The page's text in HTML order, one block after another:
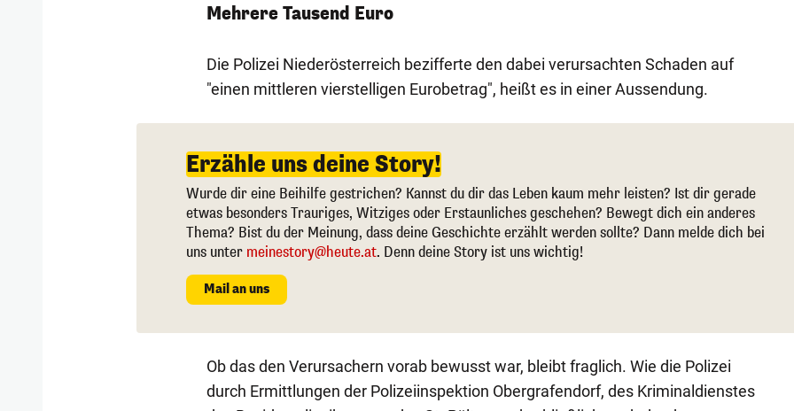
Mehrere Tausend Euro
Die Polizei Niederösterreich bezifferte den dabei verursachten Schaden auf
"einen mittleren vierstelligen Eurobetrag", heißt es in einer Aussendung.
Erzähle uns deine Story!
Wurde dir eine Beihilfe gestrichen? Kannst du dir das Leben kaum mehr leisten? Ist dir gerade
etwas besonders Trauriges, Witziges oder Erstaunliches geschehen? Bewegt dich ein anderes
Thema? Bist du der Meinung, dass deine Geschichte erzählt werden sollte? Dann melde dich bei
uns unter meinestory@heute.at. Denn deine Story ist uns wichtig!
Mail an uns
Ob das den Verursachern vorab bewusst war, bleibt fraglich. Wie die Polizei
durch Ermittlungen der Polizeiinspektion Obergrafendorf, des Kriminaldienstes